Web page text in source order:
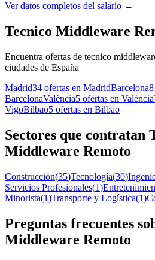
Ver datos completos del salario →
Tecnico Middleware
Encuentra ofertas de tecnico
ciudades de España
Madrid34 ofertas en MadridBarcelona
BarcelonaValència5 ofertas en València
VigoBilbao5 ofertas en Bilbao
Sectores que contratan
Middleware Remoto
Construcción(35)Tecnología(30)
Servicios Profesionales(1)
Minorista(1)Transporte y Logística(1)
Preguntas frecuentes
Middleware Remoto